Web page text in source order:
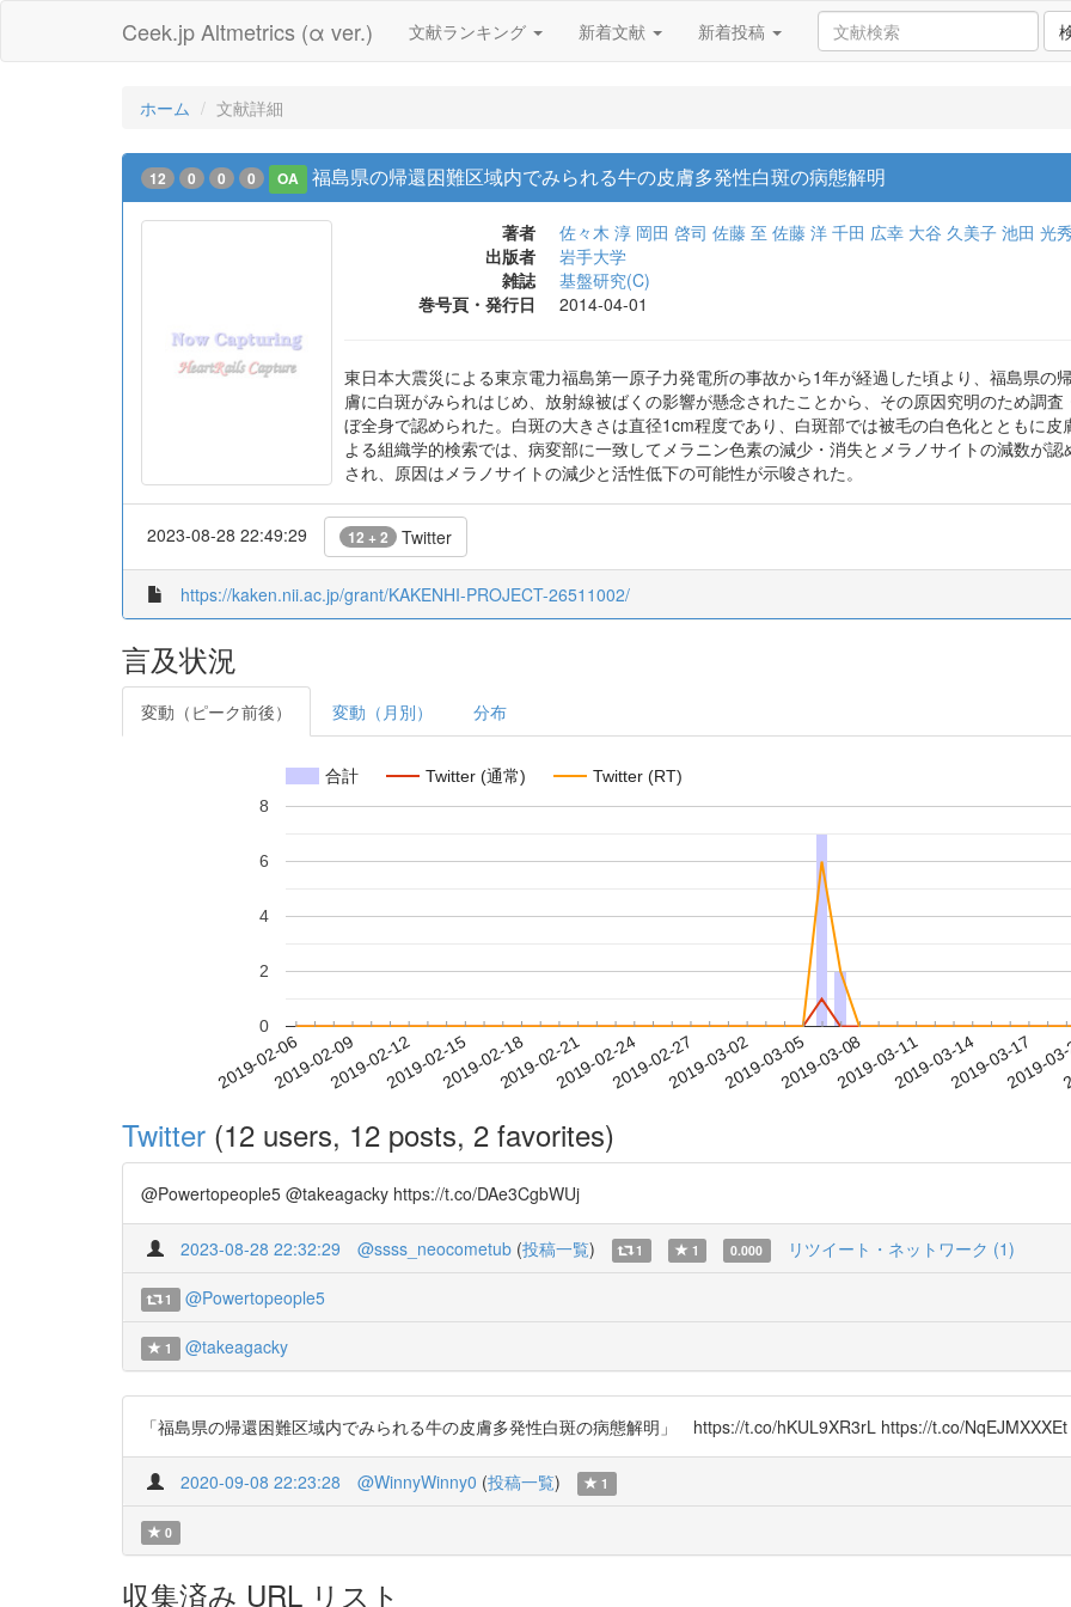
Ceek.jp Altmetrics (α ver.) 文献ランキング 新着文献 新着投稿
ホーム 文献詳細
12 0 0 0 OA 福島県の帰還困難区域内でみられる牛の皮膚多発性白斑の病態解明
著者 佐々木 淳 岡田 啓司 佐藤 至 佐藤 洋 千田 広幸 大谷 久美子 池田 光秀
出版者
岩手大学
雑誌
基盤研究(C)
巻号頁・発行日
2014-04-01
東日本大震災による東京電力福島第一原子力発電所の事故から1年が経過した頃より、福島県の
膚に白斑がみられはじめ、放射線被ばくの影響が懸念されたことから、その原因究明のため調
ぼ全身で認められた。白斑の大きさは直径1cm程度であり、白斑部では被毛の白色化とともに
よる組織学的検索では、病変部に一致してメラニン色素の減少・消失とメラノサイトの減数が
され、原因はメラノサイトの減少と活性低下の可能性が示唆された。
2023-08-28 22:49:29 12 + 2 Twitter
https://kaken.nii.ac.jp/grant/KAKENHI-PROJECT-26511002/
言及状況
変動（ピーク前後） 変動（月別） 分布
合計 Twitter (通常) Twitter (RT)
2019-02-062019-02-092019-02-122019-02-152019-02-182019-02-212019-02-242019-02-272019-03-022019-03-052019-03-082019-03-112019-03-142019-03-17
2019-
0
2
4
6
8
Twitter (12 users, 12 posts, 2 favorites)
@Powertopeople5 @takeagacky https://t.co/DAe3CgbWUj
2023-08-28 22:32:29 @ssss_neocometub (投稿一覧) 1 1 0.000 リツイート・ネットワーク (1)
1 @Powertopeople5
1 @takeagacky
「福島県の帰還困難区域内でみられる牛の皮膚多発性白斑の病態解明」 https://t.co/hKUL9XR3rL https://t.co/NqEJMXXXEt
2020-09-08 22:23:28 @WinnyWinny0 (投稿一覧) 1
0
収集済み URL リスト